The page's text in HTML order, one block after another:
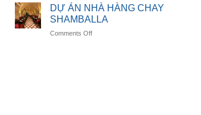
ÁN
NHÀ
HÀNG
AURORA
DỰ ÁN NHÀ HÀNG CHAY
SHAMBALLA
Comments Offon